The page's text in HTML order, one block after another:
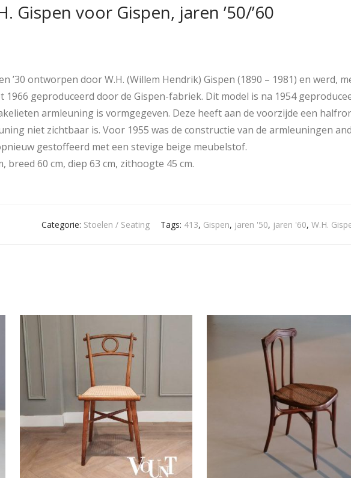
Gispen voor Gispen, jaren ’50/’60
’30 ontworpen door W.H. (Willem Hendrik) Gispen (1890 – 1981) en werd,
1966 geproduceerd door de Gispen-fabriek. Dit model is na 1954
armleuning is vormgegeven. Deze heeft aan de voorzijde een
niet zichtbaar is. Voor 1955 was de constructie van de armleuningen
gestoffeerd met een stevige beige meubelstof.
breed 60 cm, diep 63 cm, zithoogte 45 cm.
Categorie: Stoelen / Seating Tags: 413, Gispen, jaren '50, jaren '60, W.H.